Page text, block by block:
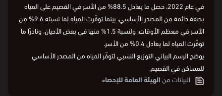
في عام 2022، حصل ما يعادل 88.5% من الأسر في القصيم على المياه
بصفة دائمة من المصدر الأساسي، بينما توفّرت المياه لما نسبته 9.6% من
الأسر في معظم الأوقات، ولنسبة 1.5% منها في بعض الأحيان، ونادرًا ما
توفّرت المياه لما يعادل 0.4% من الأسر.
يوضح الرسم البياني التوزيع النسبي لتوفّر المياه من المصدر الأساسي
للمساكن في القصيم.
البيانات منالهيئة العامة للإحصاء